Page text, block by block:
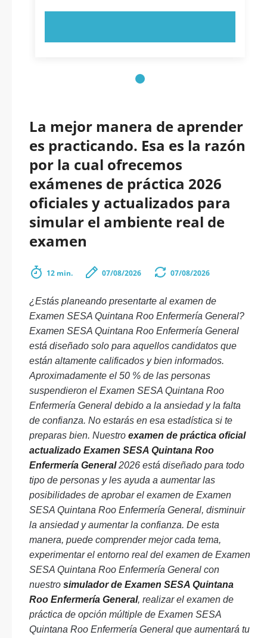
La mejor manera de aprender
es practicando. Esa es la razón
por la cual ofrecemos
exámenes de práctica 2026
oficiales y actualizados para
simular el ambiente real de
examen
12 min. 07/08/2026 07/08/2026
¿Estás planeando presentarte al examen de
Examen SESA Quintana Roo Enfermería General?
Examen SESA Quintana Roo Enfermería General
está diseñado solo para aquellos candidatos que
están altamente calificados y bien informados.
Aproximadamente el 50 % de las personas
suspendieron el Examen SESA Quintana Roo
Enfermería General debido a la ansiedad y la falta
de confianza. No estarás en esa estadística si te
preparas bien. Nuestro examen de práctica oficial
actualizado Examen SESA Quintana Roo
Enfermería General2026 está diseñado para todo
tipo de personas y les ayuda a aumentar las
posibilidades de aprobar el examen de Examen
SESA Quintana Roo Enfermería General, disminuir
la ansiedad y aumentar la confianza. De esta
manera, puede comprender mejor cada tema,
experimentar el entorno real del examen de Examen
SESA Quintana Roo Enfermería General con
nuestro simulador de Examen SESA Quintana
Roo Enfermería General, realizar el examen de
práctica de opción múltiple de Examen SESA
Quintana Roo Enfermería General que aumentará tu